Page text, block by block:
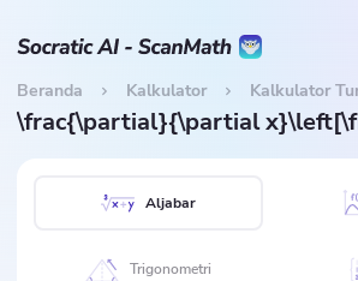
Beranda Kalkulator Kalkulator
Aljabar
Trigonometri